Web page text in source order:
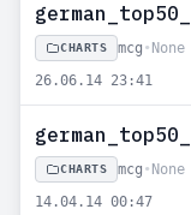
CHARTS mcg • None
26.06.14 23:41
CHARTS mcg • None
14.04.14 00:47